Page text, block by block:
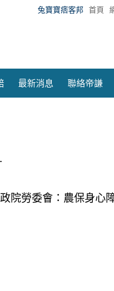
兔寶寶痞客邦 首頁
最新消息 聯絡帝謙
院勞委會：農保身心